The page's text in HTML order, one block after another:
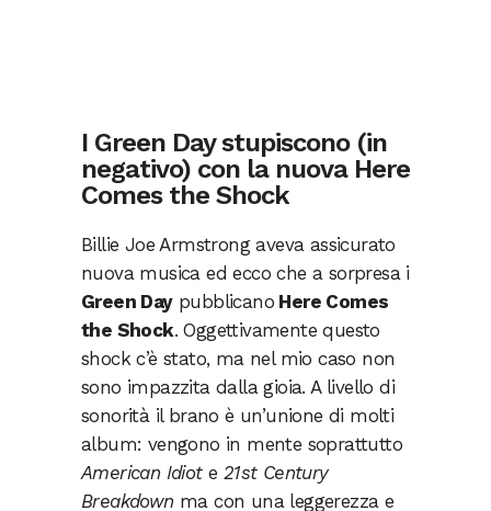
I Green Day stupiscono (in
negativo) con la nuova Here
Comes the Shock
Billie Joe Armstrong aveva assicurato
nuova musica ed ecco che a sorpresa i
Green Daypubblicano Here Comes
the Shock. Oggettivamente questo
shock c’è stato, ma nel mio caso non
sono impazzita dalla gioia. A livello di
sonorità il brano è un’unione di molti
album: vengono in mente soprattutto
American Idiote 21st Century
Breakdownma con una leggerezza e